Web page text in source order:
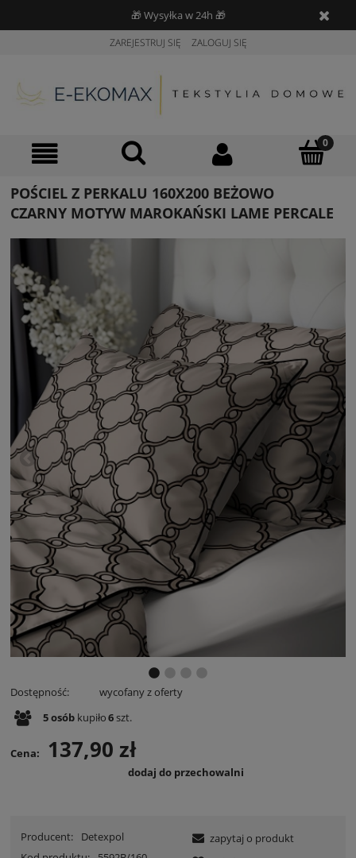
🎁 Wysyłka w 24h 🎁
ZAREJESTRUJ SIĘ ZALOGUJ SIĘ
POŚCIEL Z PERKALU 160X200 BEŻOWO
CZARNY MOTYW MAROKAŃSKI LAME PERCALE
Dostępność:
wycofany z oferty
5osób kupiło6szt.
Cena: 137,90 zł
dodaj do przechowalni
Producent:
Detexpol
zapytaj o produkt